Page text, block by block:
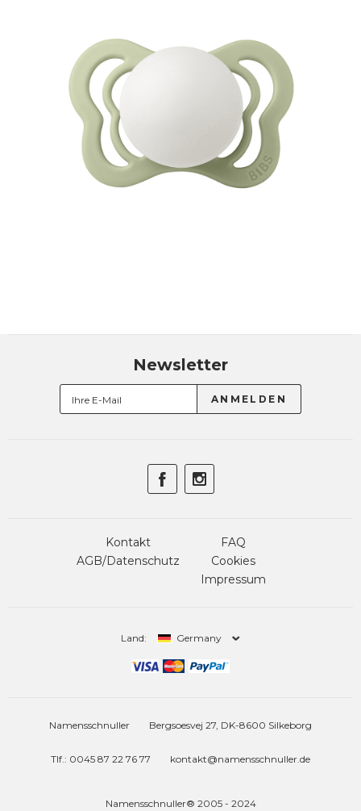
Newsletter
Kontakt
AGB/Datenschutz
FAQ
Cookies
Impressum
Land: Germany
Namensschnuller Bergsoesvej 27, DK-8600 Silkeborg
Tlf.: 0045 87 22 76 77 kontakt@namensschnuller.de
Namensschnuller® 2005 - 2024